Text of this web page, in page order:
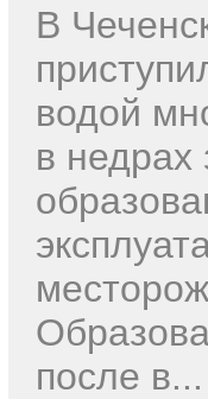
В
водой
в недрах
после в...